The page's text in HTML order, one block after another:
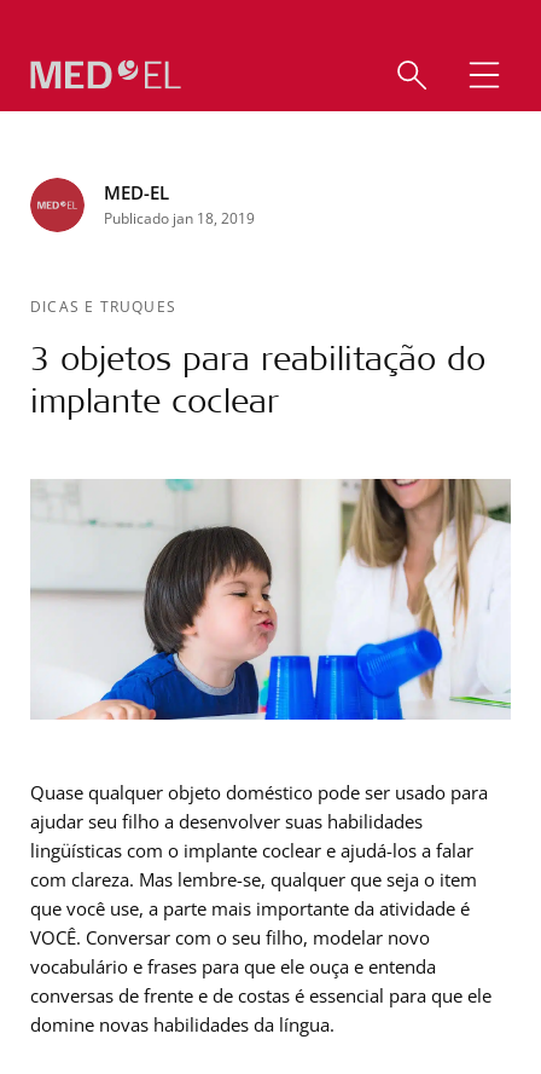
MED-EL
Publicado jan 18, 2019
DICAS E TRUQUES
3 objetos para reabilitação do
implante coclear
Quase qualquer objeto doméstico pode ser usado para
ajudar seu filho a desenvolver suas habilidades
lingüísticas com o implante coclear e ajudá-los a falar
com clareza. Mas lembre-se, qualquer que seja o item
que você use, a parte mais importante da atividade é
VOCÊ. Conversar com o seu filho, modelar novo
vocabulário e frases para que ele ouça e entenda
conversas de frente e de costas é essencial para que ele
domine novas habilidades da língua.